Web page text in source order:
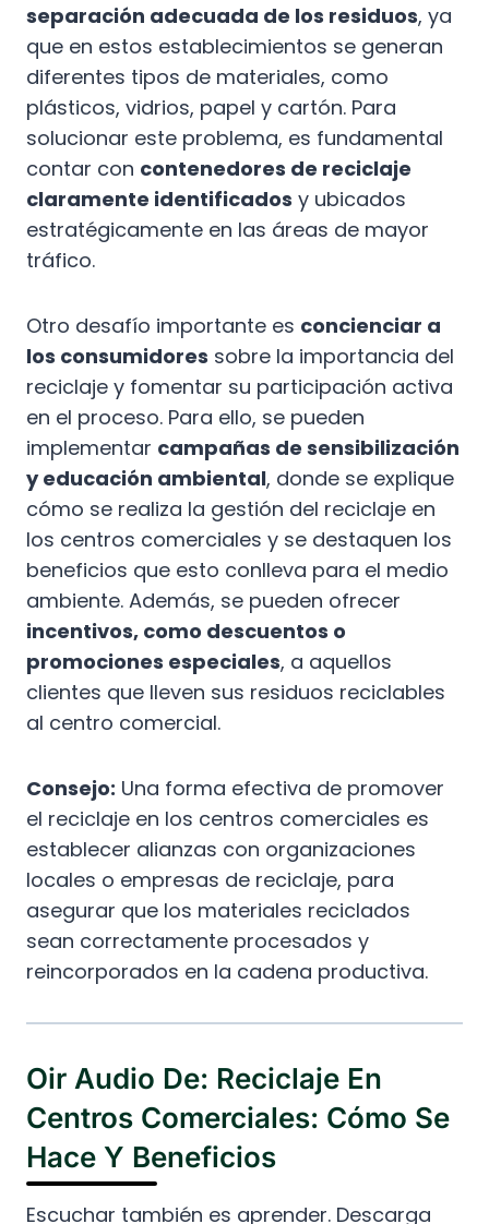
separación adecuada de los residuos, ya
que en estos establecimientos se generan
diferentes tipos de materiales, como
plásticos, vidrios, papel y cartón. Para
solucionar este problema, es fundamental
contar con contenedores de reciclaje
claramente identificados y ubicados
estratégicamente en las áreas de mayor
tráfico.
Otro desafío importante es concienciar a
los consumidores sobre la importancia del
reciclaje y fomentar su participación activa
en el proceso. Para ello, se pueden
implementar campañas de sensibilización
y educación ambiental, donde se explique
cómo se realiza la gestión del reciclaje en
los centros comerciales y se destaquen los
beneficios que esto conlleva para el medio
ambiente. Además, se pueden ofrecer
incentivos, como descuentos o
promociones especiales, a aquellos
clientes que lleven sus residuos reciclables
al centro comercial.
Consejo: Una forma efectiva de promover
el reciclaje en los centros comerciales es
establecer alianzas con organizaciones
locales o empresas de reciclaje, para
asegurar que los materiales reciclados
sean correctamente procesados y
reincorporados en la cadena productiva.
Oir Audio De: Reciclaje En
Centros Comerciales: Cómo Se
Hace Y Beneficios
Escuchar también es aprender. Descarga